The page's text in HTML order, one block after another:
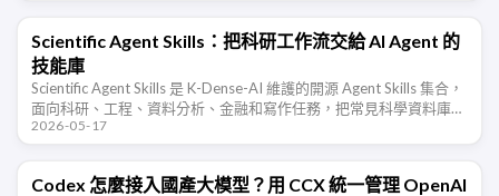
Scientific Agent Skills：把科研工作流交給 AI Agent 的
技能庫
Scientific Agent Skills 是 K-Dense-AI 維護的開源 Agent Skills 集合，
面向科研、工程、資料分析、金融和寫作任務，把常見科學資料庫、
Python 套件、分 …
2026-05-17
Codex 怎麼接入國產大模型？用 CCX 統一管理 OpenAI